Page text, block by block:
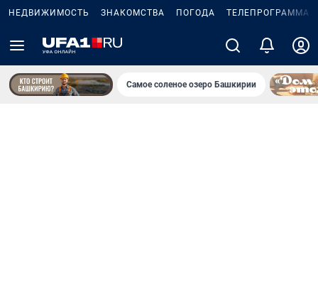
НЕДВИЖИМОСТЬ ЗНАКОМСТВА ПОГОДА ТЕЛЕПРОГРАММА
Самое соленое озеро Башкирии